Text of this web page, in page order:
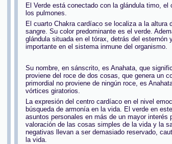
El Verde está conectado con la glándula timo,
los pulmones.
El cuarto Chakra cardíaco se localiza a la
sangre. Su color predominante es el verde.
glándula situada en el tórax, detrás del
importante en el sistema inmune del organismo.
Su nombre, en sánscrito, es Anahata, que
proviene del roce de dos cosas, que genera un
primordial no proviene de ningún roce, es
vórtices giratorios.
La expresión del centro cardíaco en el nivel
búsqueda de armonía en la vida. El verde en
asuntos personales en más de un mayor
valoración de las cosas simples de la vida y la
negativas llevan a ser demasiado reservado,
la vida.